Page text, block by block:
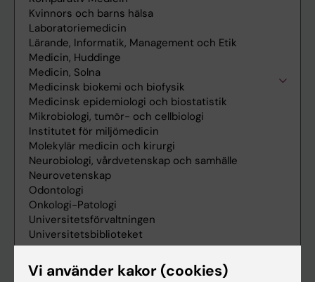
Vi använder kakor (cookies)